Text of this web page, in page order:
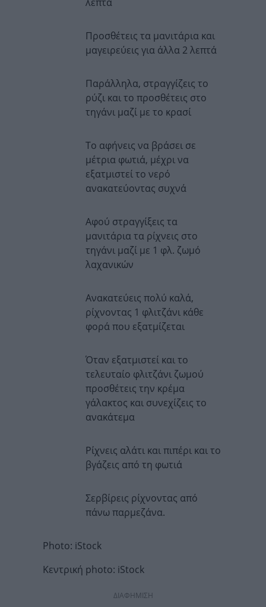
Προσθέτεις τα μανιτάρια και
μαγειρεύεις για άλλα 2 λεπτά
Παράλληλα, στραγγίζεις το
ρύζι και το προσθέτεις στο
τηγάνι μαζί με το κρασί
Το αφήνεις να βράσει σε
μέτρια φωτιά, μέχρι να
εξατμιστεί το νερό
ανακατεύοντας συχνά
Αφού στραγγίξεις τα
μανιτάρια τα ρίχνεις στο
τηγάνι μαζί με 1 φλ. ζωμό
λαχανικών
Ανακατεύεις πολύ καλά,
ρίχνοντας 1 φλιτζάνι κάθε
φορά που εξατμίζεται
Όταν εξατμιστεί και το
τελευταίο φλιτζάνι ζωμού
προσθέτεις την κρέμα
γάλακτος και συνεχίζεις το
ανακάτεμα
Ρίχνεις αλάτι και πιπέρι και το
βγάζεις από τη φωτιά
Σερβίρεις ρίχνοντας από
πάνω παρμεζάνα.
Photo: iStock
Κεντρική photo: iStock
ΔΙΑΦΗΜΙΣΗ